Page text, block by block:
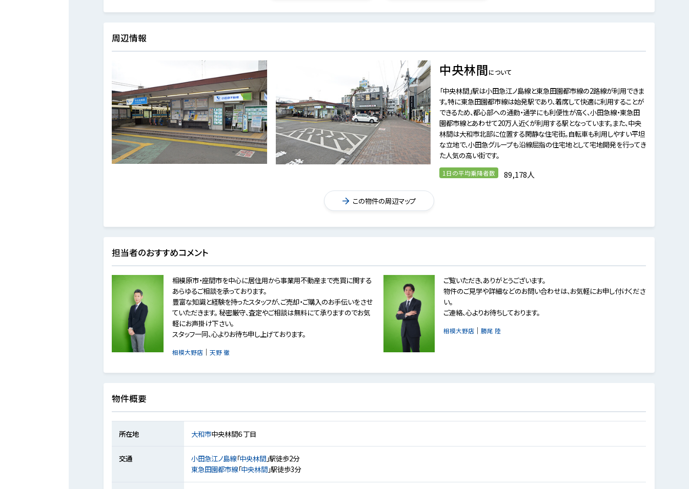
周辺情報
中央林間について
「中央林間」駅は小田急江ノ島線と東急田園都市線の2路線が利用できま
す。特に東急田園都市線は始発駅であり、着席して快適に利用することが
できるため、都心部への通勤・通学にも利便性が高く、小田急線・東急田
園都市線とあわせて20万人近くが利用する駅となっています。また、中央
林間は大和市北部に位置する閑静な住宅街。自転車も利用しやすい平坦
な立地で、小田急グループも沿線屈指の住宅地として宅地開発を行ってき
た人気の高い街です。
1日の平均乗降者数 89,178人
この物件の周辺マップ
担当者のおすすめコメント
相模原市・座間市を中心に居住用から事業用不動産まで売買に関する
あらゆるご相談を承っております。
豊富な知識と経験を持ったスタッフが、ご売却・ご購入のお手伝いをさせ
ていただきます。 秘密厳守、査定やご相談は無料にて承りますのでお気
軽にお声掛け下さい。
スタッフ一同、心よりお待ち申し上げております。
相模大野店｜ 天野 徹
ご覧いただき、ありがとうございます。
物件のご見学や詳細などのお問い合わせは、お気軽にお申し付けくださ
い。
ご連絡、心よりお待ちしております。
相模大野店 ｜勝尾 陸
物件概要
所在地 大和市中央林間６丁目
交通 小田急江ノ島線「中央林間」駅徒歩2分
東急田園都市線「中央林間」駅徒歩3分